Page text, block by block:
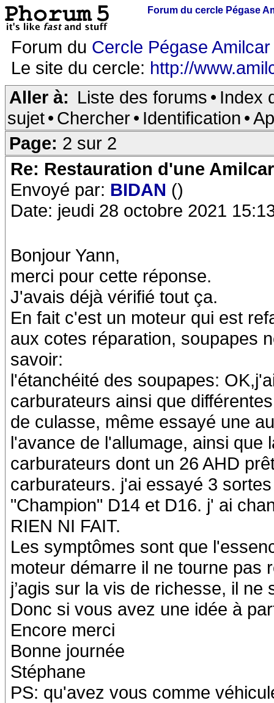
Forum du cercle Pégase
Forum du Cercle Pégase Amilcar
Le site du cercle: http://
Aller à: Liste des forums • Index
sujet• Chercher• Identification •
Page: 2 sur 2
Re: Restauration d'une
Envoyé par: BIDAN ()
Date: jeudi 28 octobre 2021
Bonjour Yann,
merci pour cette réponse.
J'avais déjà vérifié tout ça.
En fait c'est un moteur qui est
aux cotes réparation, soupapes
savoir:
l'étanchéité des soupapes:
carburateurs ainsi que
de culasse, même essayé une
l'avance de l'allumage, ainsi que
carburateurs dont un 26 AHD
carburateurs. j'ai essayé 3
"Champion" D14 et D16. j' ai
RIEN NI FAIT.
Les symptômes sont que
moteur démarre il ne tourne pas
j’agis sur la vis de richesse, il
Donc si vous avez une idée à
Encore merci
Bonne journée
Stéphane
PS: qu'avez vous comme